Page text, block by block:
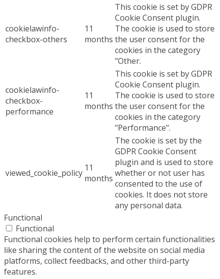
cookielawinfo-
checkbox-others
11
months
This cookie is set by GDPR
Cookie Consent plugin.
The cookie is used to store
the user consent for the
cookies in the category
"Other.
cookielawinfo-
checkbox-
performance
11
months
This cookie is set by GDPR
Cookie Consent plugin.
The cookie is used to store
the user consent for the
cookies in the category
"Performance".
viewed_cookie_policy 11
months
The cookie is set by the
GDPR Cookie Consent
plugin and is used to store
whether or not user has
consented to the use of
cookies. It does not store
any personal data.
Functional
Functional
Functional cookies help to perform certain functionalities
like sharing the content of the website on social media
platforms, collect feedbacks, and other third-party
features.